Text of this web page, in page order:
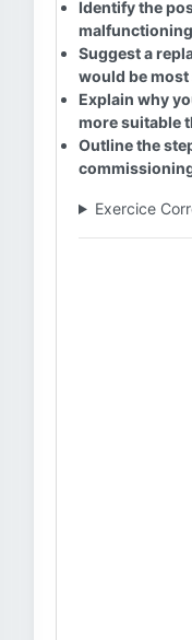
Identify the
Suggest a
would be
Explain why
more suitable
Outline the
Exercice